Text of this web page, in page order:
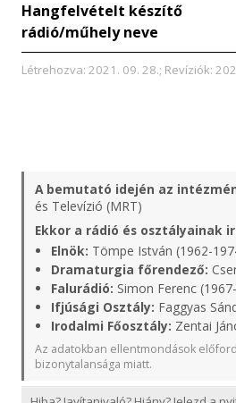
Hangfelvételt készítő
rádió/műhely neve
Létrehozva: 2021. 09. 28.; Revíziók:
A bemutató idején az
és Televízió (MRT)
Ekkor a rádió és osztályainak
Elnök: Tömpe István (1962-
Dramaturgia főrendező:
Falurádió: Simon Ferenc
Ifjúsági Osztály: Faggyas
Irodalmi Főosztály: Zentai
Az adatokban ellentmondások
bizonytalansága miatt.